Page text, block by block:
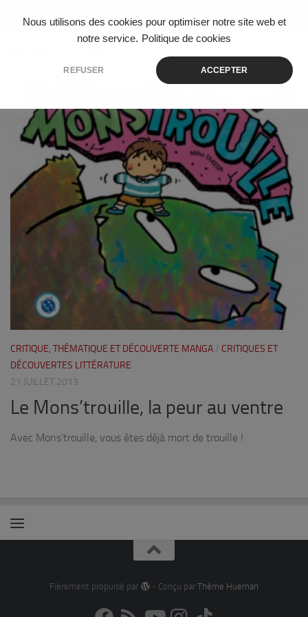
Nous utilisons des cookies pour optimiser notre site web et
notre service. Politique de cookies
REFUSER ACCEPTER
Skip to content
CRITIQUE, THÉMATIQUE ET DÉCOUVERTE MANGA / CRITIQUES ET
DÉCOUVERTES LITTÉRATURE
21 JUILLET 2013
Le Mons’trouille, la peur au ventre
Avec Mons’trouille, vous êtes déjà mort de trouille !
Fièrement propulsé par - Conçu par Thème Hueman